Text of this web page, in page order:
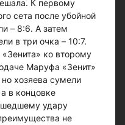
К первому
сета после убойной
– 8:6. А затем
в три очка – 10:7.
ко второму
Маруфа «Зенит»
хозяева сумели
в концовке
удару
не